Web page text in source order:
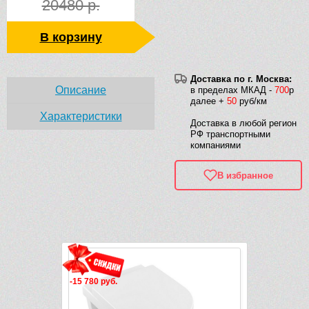
20480 р.
В корзину
Доставка по г. Москва:
в пределах МКАД - 700р
далее + 50 руб/км
Доставка в любой регион
РФ транспортными
компаниями
В избранное
Описание
Характеристики
Видео
-15 780 руб.